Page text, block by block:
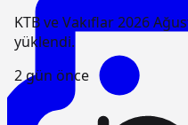
KTB ve Vakıflar 2026
yüklendi.
2 gün önce